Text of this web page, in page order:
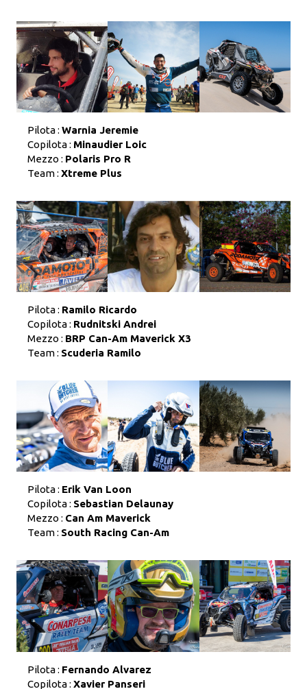
Pilota : Warnia Jeremie
Copilota : Minaudier Loic
Mezzo : Polaris Pro R
Team : Xtreme Plus
Pilota : Ramilo Ricardo
Copilota : Rudnitski Andrei
Mezzo : BRP Can-Am Maverick X3
Team : Scuderia Ramilo
Pilota : Erik Van Loon
Copilota : Sebastian Delaunay
Mezzo : Can Am Maverick
Team : South Racing Can-Am
Pilota : Fernando Alvarez
Copilota : Xavier Panseri